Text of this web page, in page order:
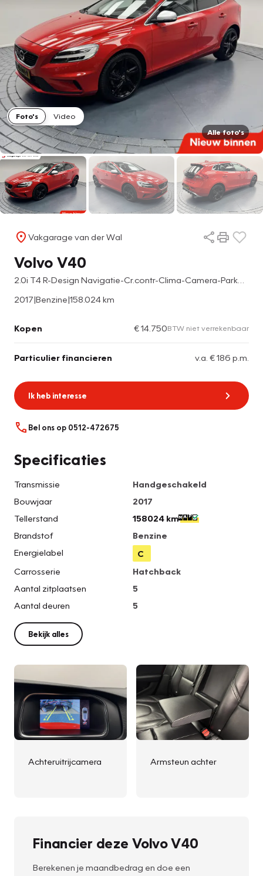
Foto's
Video
Alle foto's
Vakgarage van der Wal
Volvo V40
2017|Benzine|158.024 km
Kopen € 14.750BTW niet verrekenbaar
Particulier financieren v.a. € 186 p.m.
Ik heb interesse
Bel ons op 0512-472675
Specificaties
Transmissie
Handgeschakeld
Bouwjaar
2017
Tellerstand
158024 km
Brandstof
Benzine
Energielabel
C
Carrosserie
Hatchback
Aantal zitplaatsen
5
Aantal deuren
5
Bekijk alles
Achteruitrijcamera Armsteun achter
Financier deze Volvo V40
Berekenen je maandbedrag en doe een